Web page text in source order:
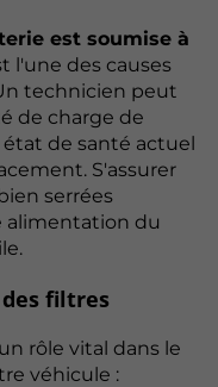
est soumise à
l'une des causes
technicien peut
de charge de
de santé actuel
S'assurer
serrées
alimentation du
filtres
rôle vital dans le
véhicule :